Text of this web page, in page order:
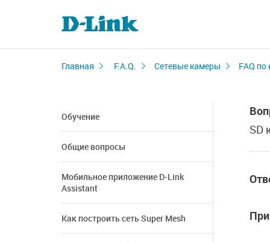
Главная F.A.Q. Сетевые камеры FAQ по
Обучение
Общие вопросы
Мобильное приложение D-Link
Assistant
Как построить сеть Super Mesh
SD